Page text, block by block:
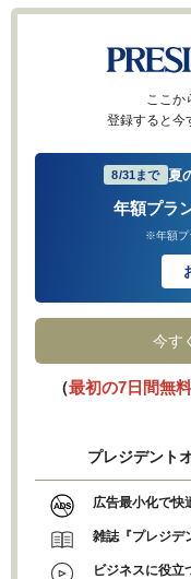
ここか
登録すると今
8/31まで 夏
年額プラ
※年額プ
今す
（最初の7日間無料
プレジデント
広告最小化で快
雑誌『プレジデ
ビジネスに役立